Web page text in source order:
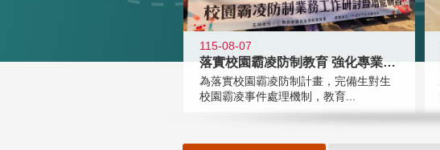
115-08-07
落實校園霸凌防制教育 強化專業知能
為落實校園霸凌防制計畫，完備生對生
校園霸凌事件處理機制，教育...